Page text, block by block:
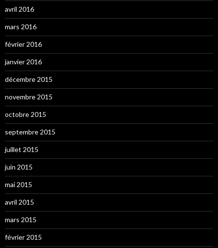
avril 2016
mars 2016
février 2016
janvier 2016
décembre 2015
novembre 2015
octobre 2015
septembre 2015
juillet 2015
juin 2015
mai 2015
avril 2015
mars 2015
février 2015